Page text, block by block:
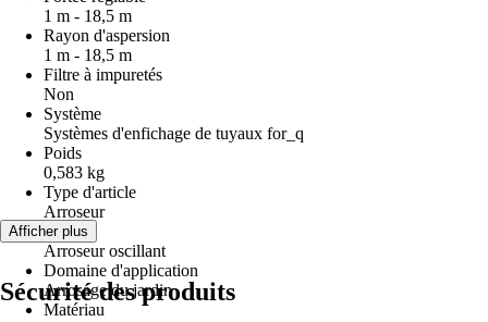
1 m - 18,5 m
Rayon d'aspersion
1 m - 18,5 m
Filtre à impuretés
Non
Système
Systèmes d'enfichage de tuyaux for_q
Poids
0,583 kg
Type d'article
Arroseur
Version
Arroseur oscillant
Domaine d'application
Arrosage du jardin
Matériau
Afficher plus
Sécurité des produits